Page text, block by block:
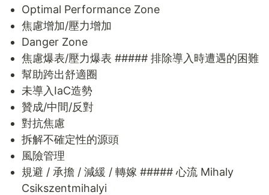
Optimal Performance Zone
焦慮增加/壓力增加
Danger Zone
焦慮爆表/壓力爆表 ##### 排除導入時遭遇的困難
幫助跨出舒適圈
未導入IaC造勢
贊成/中間/反對
對抗焦慮
拆解不確定性的源頭
風險管理
規避 / 承擔 / 減緩 / 轉嫁 ##### 心流 Mihaly
Csikszentmihalyi